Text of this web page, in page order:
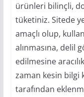
ürünleri bilinçli,
tüketiniz. Sitede
amaçlı olup,
alınmasına, delil
edilmesine
zaman kesin bilgi
tarafından